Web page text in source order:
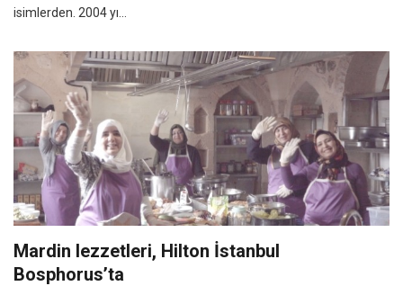
isimlerden. 2004 yı...
Mardin lezzetleri, Hilton İstanbul
Bosphorus’ta